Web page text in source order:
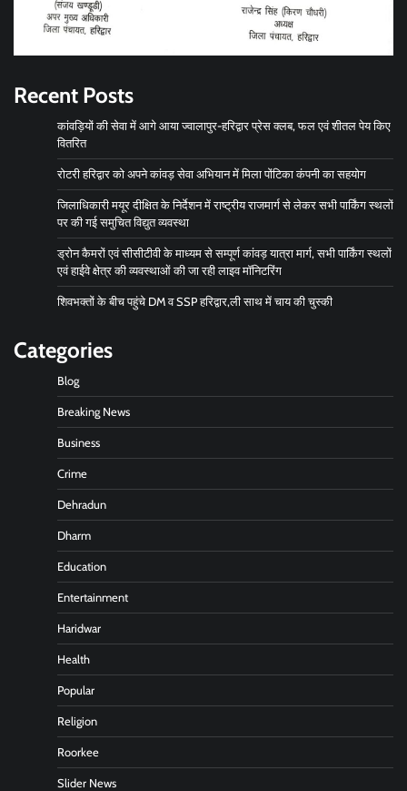
Recent Posts
कांवड़ियों की सेवा में आगे आया ज्वालापुर-हरिद्वार प्रेस क्लब, फल एवं शीतल पेय किए
वितरित
रोटरी हरिद्वार को अपने कांवड़ सेवा अभियान में मिला पोंटिका कंपनी का सहयोग
जिलाधिकारी मयूर दीक्षित के निर्देशन में राष्ट्रीय राजमार्ग से लेकर सभी पार्किंग स्थलों
पर की गई समुचित विद्युत व्यवस्था
ड्रोन कैमरों एवं सीसीटीवी के माध्यम से सम्पूर्ण कांवड़ यात्रा मार्ग, सभी पार्किंग स्थलों
एवं हाईवे क्षेत्र की व्यवस्थाओं की जा रही लाइव मॉनिटरिंग
शिवभक्तों के बीच पहुंचे DM व SSP हरिद्वार,ली साथ में चाय की चुस्की
Categories
Blog
Breaking News
Business
Crime
Dehradun
Dharm
Education
Entertainment
Haridwar
Health
Popular
Religion
Roorkee
Slider News